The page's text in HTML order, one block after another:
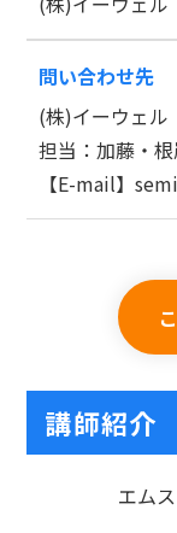
問い合わせ先
(株)イーウェ
担当：加藤・
【E-mail】
講師紹介
エム